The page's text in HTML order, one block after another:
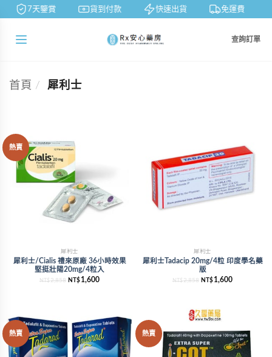
7天鑒賞 貨到付款 快速出貨 免運費
查詢訂單
首頁 / 犀利士
熱賣
犀利士
犀利士/Cialis 禮來原廠 36小時效果
堅挺壯陽20mg/4粒入
NT$2,858 NT$ 1,600
犀利士
犀利士Tadacip 20mg/4粒 印度學名藥
版
NT$2,858 NT$ 1,600
熱賣 熱賣